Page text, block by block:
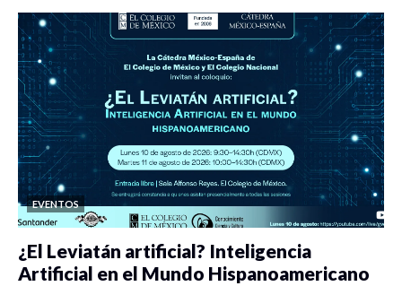
EVENTOS
¿El Leviatán artificial? Inteligencia
Artificial en el Mundo Hispanoamericano